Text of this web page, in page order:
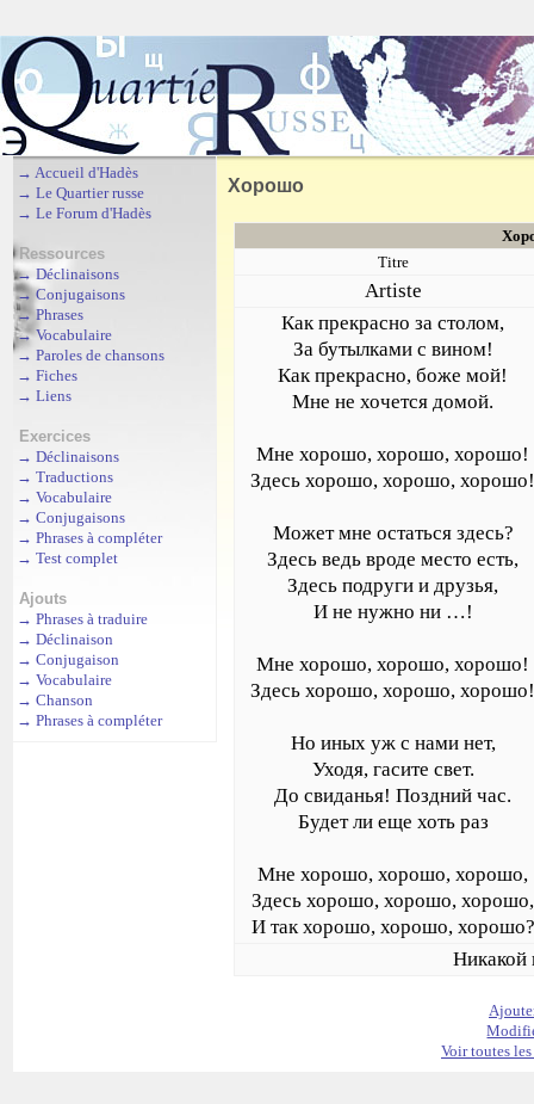
Хорошо
Titre
Artiste
Как прекрасно за столом,
За бутылками с вином!
Как прекрасно, боже мой!
Мне не хочется домой.
Мне хорошо, хорошо, хорошо!
Здесь хорошо, хорошо,
Может мне остаться здесь?
Здесь ведь вроде место есть,
Здесь подруги и друзья,
И не нужно ни …!
Мне хорошо, хорошо, хорошо!
Здесь хорошо, хорошо,
Но иных уж с нами нет,
Уходя, гасите свет.
До свиданья! Поздний час.
Будет ли еще хоть раз
Мне хорошо, хорошо, хорошо,
Здесь хорошо, хорошо, хорошо,
И так хорошо, хорошо, хорошо?
Никакой
Voir toutes
→ Accueil d'Hadès
→ Le Quartier russe
→ Le Forum d'Hadès
Ressources
→ Déclinaisons
→ Conjugaisons
→ Phrases
→Vocabulaire
→ Paroles de chansons
→ Fiches
→ Liens
Exercices
→ Déclinaisons
→ Traductions
→ Vocabulaire
→ Conjugaisons
→ Phrases à compléter
→ Test complet
Ajouts
→ Phrases à traduire
→ Déclinaison
→ Conjugaison
→ Vocabulaire
→ Chanson
→ Phrases à compléter